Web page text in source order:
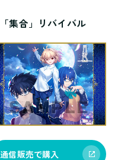
「集合」リバイバル
通信販売で購入